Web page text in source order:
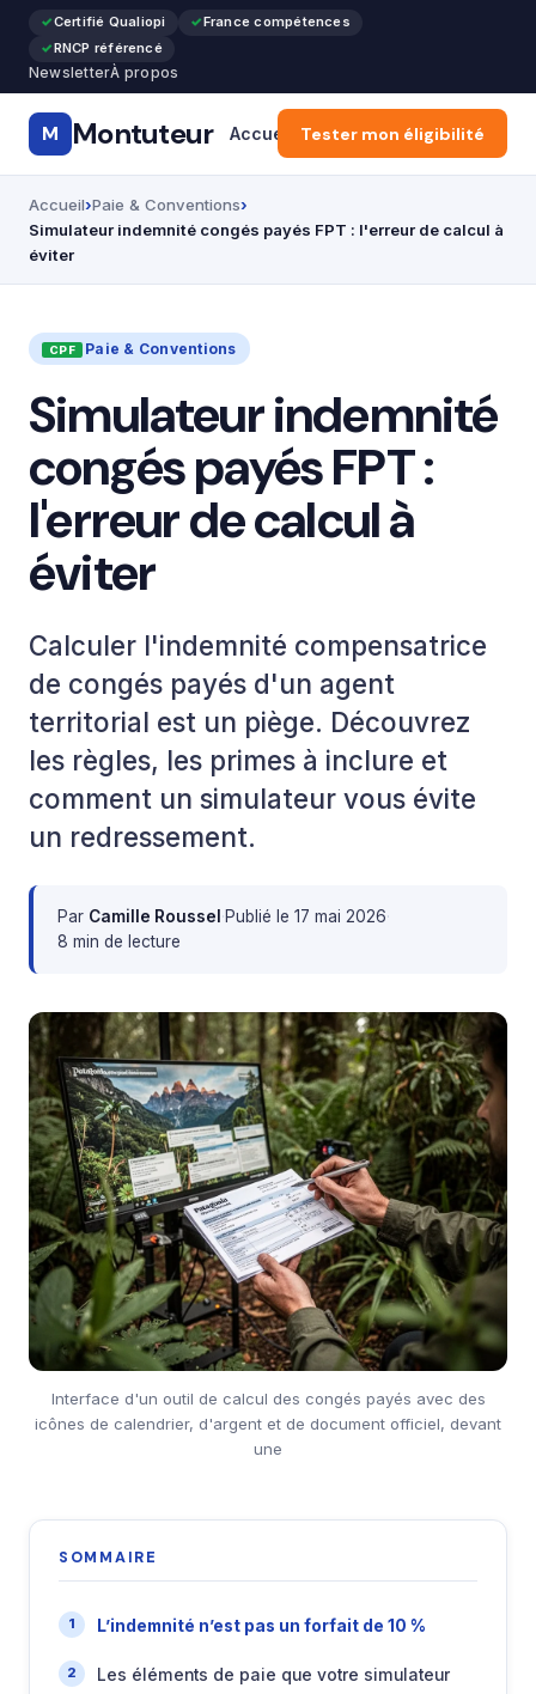
Certifié Qualiopi
France compétences
RNCP référencé
NewsletterÀ propos
M Montuteur Accueil Formation Pro & Cours
Tester mon éligibilité
Accueil Paie & Conventions
Simulateur indemnité congés payés FPT : l'erreur de calcul à
éviter
Paie & Conventions
Simulateur indemnité
congés payés FPT :
l'erreur de calcul à
éviter
Calculer l'indemnité compensatrice
de congés payés d'un agent
territorial est un piège. Découvrez
les règles, les primes à inclure et
comment un simulateur vous évite
un redressement.
Par Camille Roussel·Publié le 17 mai 2026·
8 min de lecture
Interface d'un outil de calcul des congés payés avec des
icônes de calendrier, d'argent et de document officiel, devant
une
SOMMAIRE
L’indemnité n’est pas un forfait de 10 %
Les éléments de paie que votre simulateur